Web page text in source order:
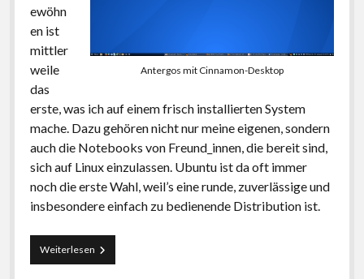
Antergos mit Cinnamon-Desktop
ewöhn
en ist
mittler
weile
das
erste, was ich auf einem frisch installierten System
mache. Dazu gehören nicht nur meine eigenen, sondern
auch die Notebooks von Freund_innen, die bereit sind,
sich auf Linux einzulassen. Ubuntu ist da oft immer
noch die erste Wahl, weil’s eine runde, zuverlässige und
insbesondere einfach zu bedienende Distribution ist.
WeiterlesenSchneller
Weg